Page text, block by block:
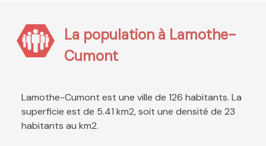
La population à Lamothe-
Cumont
Lamothe-Cumont est une ville de 126 habitants. La
superficie est de 5.41 km2, soit une densité de 23
habitants au km2.